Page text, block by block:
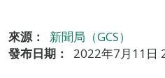
來源：
新聞局（GCS）
發布日期：
2022年7月11日